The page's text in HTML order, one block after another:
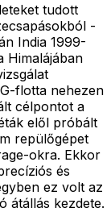
tudott
-
India 1999-
Himalájában
flotta nehezen
célpontot a
elől próbált
repülőgépet
okra. Ekkor
és
ez volt az
átállás kezdete.